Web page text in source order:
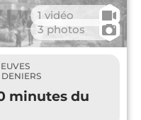
1 vidéo 🎥
3 photos 📷
DENIERS
minutes du